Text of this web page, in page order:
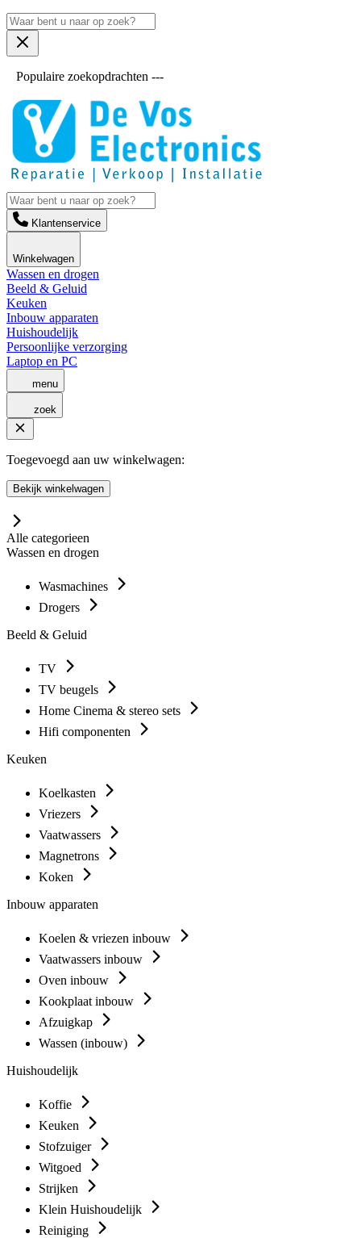
Populaire zoekopdrachten ---
Klantenservice
Winkelwagen
Wassen en drogen
Beeld & Geluid
Keuken
Inbouw apparaten
Huishoudelijk
Persoonlijke verzorging
Laptop en PC
menu
zoek
Toegevoegd aan uw winkelwagen:
Bekijk winkelwagen
Alle categorieen
Wassen en drogen
Wasmachines
Drogers
Beeld & Geluid
TV
TV beugels
Home Cinema & stereo sets
Hifi componenten
Keuken
Koelkasten
Vriezers
Vaatwassers
Magnetrons
Koken
Inbouw apparaten
Koelen & vriezen inbouw
Vaatwassers inbouw
Oven inbouw
Kookplaat inbouw
Afzuigkap
Wassen (inbouw)
Huishoudelijk
Koffie
Keuken
Stofzuiger
Witgoed
Strijken
Klein Huishoudelijk
Reiniging